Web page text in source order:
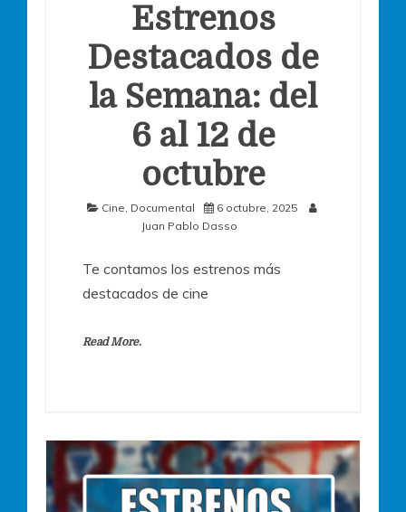
Estrenos
Destacados de
la Semana: del
6 al 12 de
octubre
Cine, Documental
6 octubre, 2025
Juan Pablo Dasso
Te contamos los estrenos más
destacados de cine
Read More.